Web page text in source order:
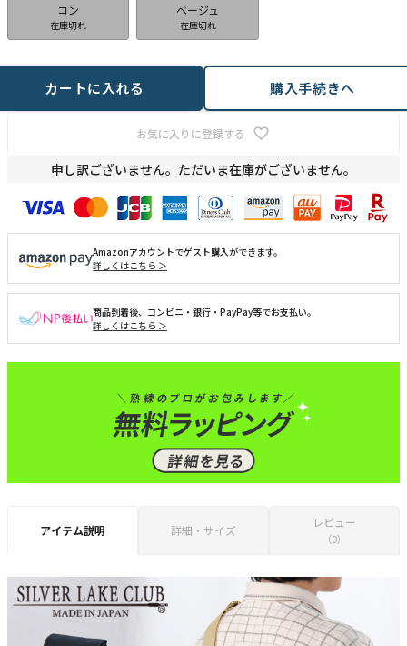
コン
在庫切れ
ベージュ
在庫切れ
お気に入りに登録する
カートに入れる 購入手続きへ
申し訳ございません。ただいま在庫がございません。
Amazonアカウントでゲスト購入ができます。
詳しくはこちら ＞
商品到着後、コンビニ・銀行・PayPay等でお支払い。
詳しくはこちら ＞
アイテム説明 詳細・サイズ
レビュー
（0）